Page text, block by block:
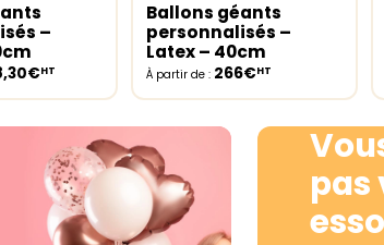
–
HT
Select options
Ballons géants
personnalisés –
Latex – 40cm
À partir de : 266€HT
pas